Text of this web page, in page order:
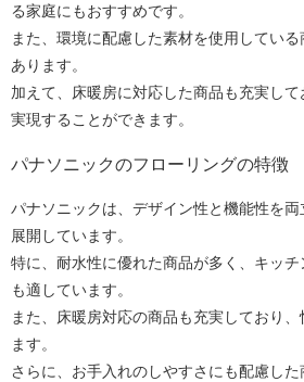
る家庭にもおすすめです。
また、環境に配慮した素材を使用してい
あります。
加えて、床暖房に対応した商品も充実し
実現することができます。
パナソニックのフローリングの特徴
パナソニックは、デザイン性と機能性を
展開しています。
特に、耐水性に優れた商品が多く、キッ
も適しています。
また、床暖房対応の商品も充実しており
ます。
さらに、お手入れのしやすさにも配慮し